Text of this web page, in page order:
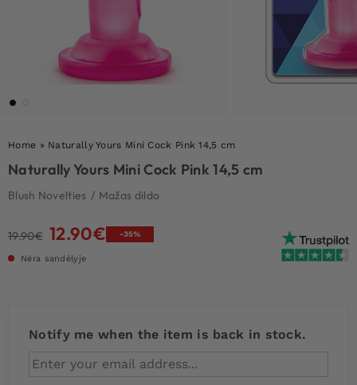
Home » Naturally Yours Mini Cock Pink 14,5 cm
Naturally Yours Mini Cock Pink 14,5 cm
Blush Novelties / Mažas dildo
19.90€ Original
was:
12.90€Current
-35%
Nėra sandėlyje
Notify me when the item is back in stock.